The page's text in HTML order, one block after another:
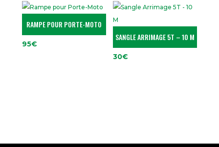
RAMPE POUR PORTE-MOTO
95€
SANGLE ARRIMAGE 5T – 10 M
30€